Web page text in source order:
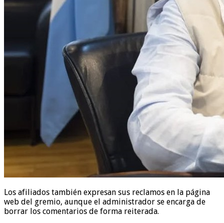
Los afiliados también expresan sus reclamos en la página
web del gremio, aunque el administrador se encarga de
borrar los comentarios de forma reiterada.